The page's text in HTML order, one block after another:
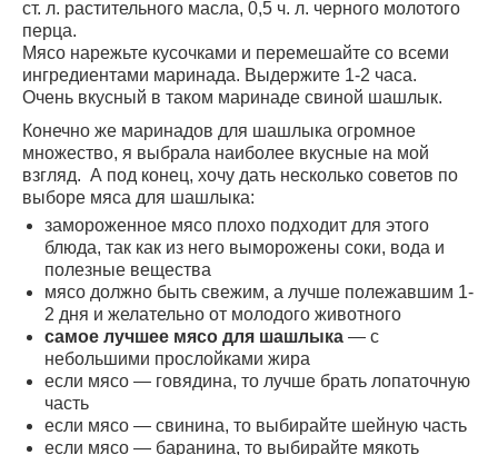
ст. л. растительного масла, 0,5 ч. л. черного молотого
перца.
Мясо нарежьте кусочками и перемешайте со всеми
ингредиентами маринада. Выдержите 1-2 часа.
Очень вкусный в таком маринаде свиной шашлык.
Конечно же маринадов для шашлыка огромное
множество, я выбрала наиболее вкусные на мой
взгляд. А под конец, хочу дать несколько советов по
выборе мяса для шашлыка:
замороженное мясо плохо подходит для этого
блюда, так как из него выморожены соки, вода и
полезные вещества
мясо должно быть свежим, а лучше полежавшим 1-
2 дня и желательно от молодого животного
самое лучшее мясо для шашлыка — с
небольшими прослойками жира
если мясо — говядина, то лучше брать лопаточную
часть
если мясо — свинина, то выбирайте шейную часть
если мясо — баранина, то выбирайте мякоть